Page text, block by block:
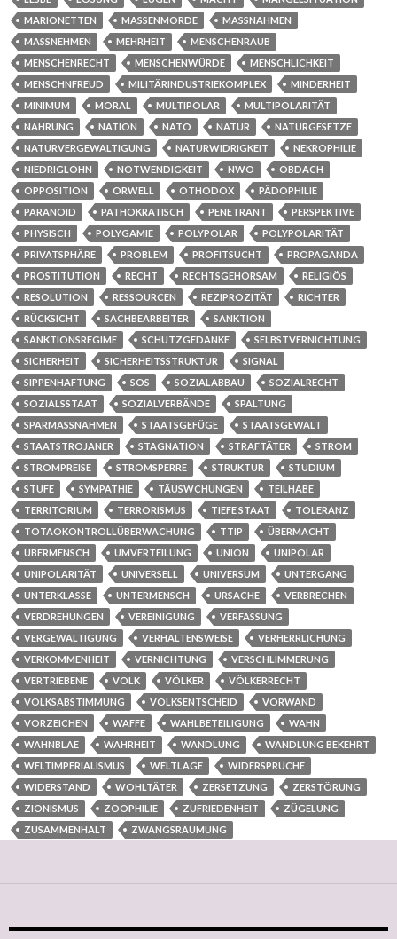
MARIONETTEN
MASSENMORDE
MASSNAHMEN
MASSNEHMEN
MEHRHEIT
MENSCHENRAUB
MENSCHENRECHT
MENSCHENWÜRDE
MENSCHLICHKEIT
MENSCHNFREUD
MILITÄRINDUSTRIEKOMPLEX
MINDERHEIT
MINIMUM
MORAL MULTIPOLAR
MULTIPOLARITÄT
NAHRUNG
NATION NATO NATUR
NATURGESETZE
NATURVERGEWALTIGUNG
NATURWIDRIGKEIT
NEKROPHILIE
NIEDRIGLOHN
NOTWENDIGKEIT NWO
OBDACH
OPPOSITION
ORWELL OTHODOX
PÄDOPHILIE
PARANOID
PATHOKRATISCH PENETRANT
PERSPEKTIVE
PHYSISCH
POLYGAMIE POLYPOLAR
POLYPOLARITÄT
PRIVATSPHÄRE
PROBLEM PROFITSUCHT
PROPAGANDA
PROSTITUTION
RECHT RECHTSGEHORSAM
RELIGIÖS
RESOLUTION
RESSOURCEN REZIPROZITÄT
RICHTER
RÜCKSICHT
SACHBEARBEITER
SANKTION
SANKTIONSREGIME
SCHUTZGEDANKE
SELBSTVERNICHTUNG
SICHERHEIT
SICHERHEITSSTRUKTUR
SIGNAL
SIPPENHAFTUNG
SOS SOZIALABBAU
SOZIALRECHT
SOZIALSSTAAT
SOZIALVERBÄNDE
SPALTUNG
SPARMASSNAHMEN
STAATSGEFÜGE
STAATSGEWALT
STAATSTROJANER
STAGNATION STRAFTÄTER
STROM
STROMPREISE
STROMSPERRE STRUKTUR
STUDIUM
STUFE
SYMPATHIE TÄUSWCHUNGEN
TEILHABE
TERRITORIUM
TERRORISMUS TIEFE STAAT
TOLERANZ
TOTAOKONTROLLÜBERWACHUNG
TTIP
ÜBERMACHT
ÜBERMENSCH
UMVERTEILUNG UNION
UNIPOLAR
UNIPOLARITÄT
UNIVERSELL UNIVERSUM
UNTERGANG
UNTERKLASSE
UNTERMENSCH URSACHE
VERBRECHEN
VERDREHUNGEN
VEREINIGUNG
VERFASSUNG
VERGEWALTIGUNG
VERHALTENSWEISE
VERHERRLICHUNG
VERKOMMENHEIT
VERNICHTUNG
VERSCHLIMMERUNG
VERTRIEBENE
VOLK VÖLKER
VÖLKERRECHT
VOLKSABSTIMMUNG
VOLKSENTSCHEID
VORWAND
VORZEICHEN
WAFFE WAHLBETEILIGUNG
WAHN
WAHNBLAE
WAHRHEIT WANDLUNG
WANDLUNG BEKEHRT
WELTIMPERIALISMUS
WELTLAGE
WIDERSPRÜCHE
WIDERSTAND
WOHLTÄTER ZERSETZUNG
ZERSTÖRUNG
ZIONISMUS
ZOOPHILIE ZUFRIEDENHEIT
ZÜGELUNG
ZUSAMMENHALT
ZWANGSRÄUMUNG